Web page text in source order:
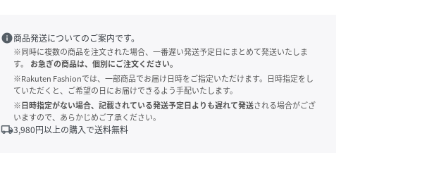
info商品発送についてのご案内です。
※同時に複数の商品を注文された場合、一番遅い発送予定日にまとめて発送いたしま
す。
お急ぎの商品は、個別にご注文ください。
※Rakuten Fashionでは、一部商品でお届け日時をご指定いただけます。日時指定をし
ていただくと、ご希望の日にお届けできるよう手配いたします。
※日時指定がない場合、記載されている発送予定日よりも遅れて発送される場合がござ
いますので、あらかじめご了承ください。
local_shipping3,980円以上の購入で送料無料